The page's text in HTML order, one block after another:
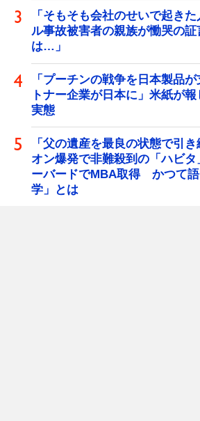
「そもそも会社のせいで起き
ル事故被害者の親族が慟哭の
は…」
「プーチンの戦争を日本製品
トナー企業が日本に」米紙が
実態
「父の遺産を最良の状態で引
オン爆発で非難殺到の「ハビ
ーバードでMBA取得 かつて
学」とは